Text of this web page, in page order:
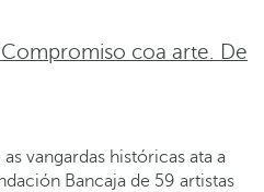
coa arte. De
vangardas históricas ata a
Bancaja de 59 artistas